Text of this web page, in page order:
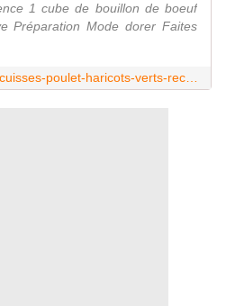
1 cube de bouillon de boeuf
Préparation Mode dorer Faites